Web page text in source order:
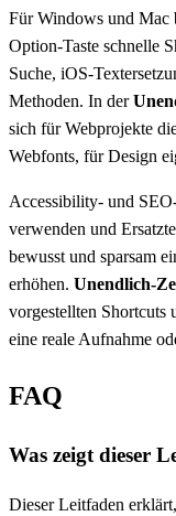
Für Windows und Mac
Option-Taste schnelle
Suche, iOS-
Methoden. In der
sich für Webprojekte
Webfonts, für Design
Accessibility- und
verwenden und
bewusst und sparsam
erhöhen. Unendlich-
vorgestellten Shortcuts
eine reale Aufnahme
FAQ
Was zeigt dieser
Dieser Leitfaden